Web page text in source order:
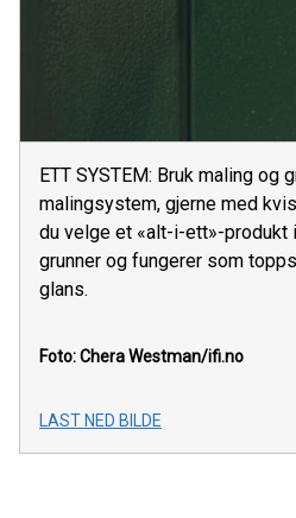
ETT SYSTEM: Bruk maling og
malingsystem, gjerne med
du velge et «alt-i-ett»-
grunner og fungerer som
glans.
Foto: Chera Westman/ifi.no
LAST NED BILDE